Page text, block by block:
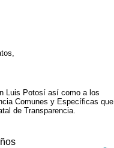
Luis Potosí así como a los
Comunes y Específicas que
de Transparencia.